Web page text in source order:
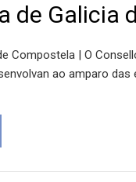
de Galicia
Compostela | O
ao amparo